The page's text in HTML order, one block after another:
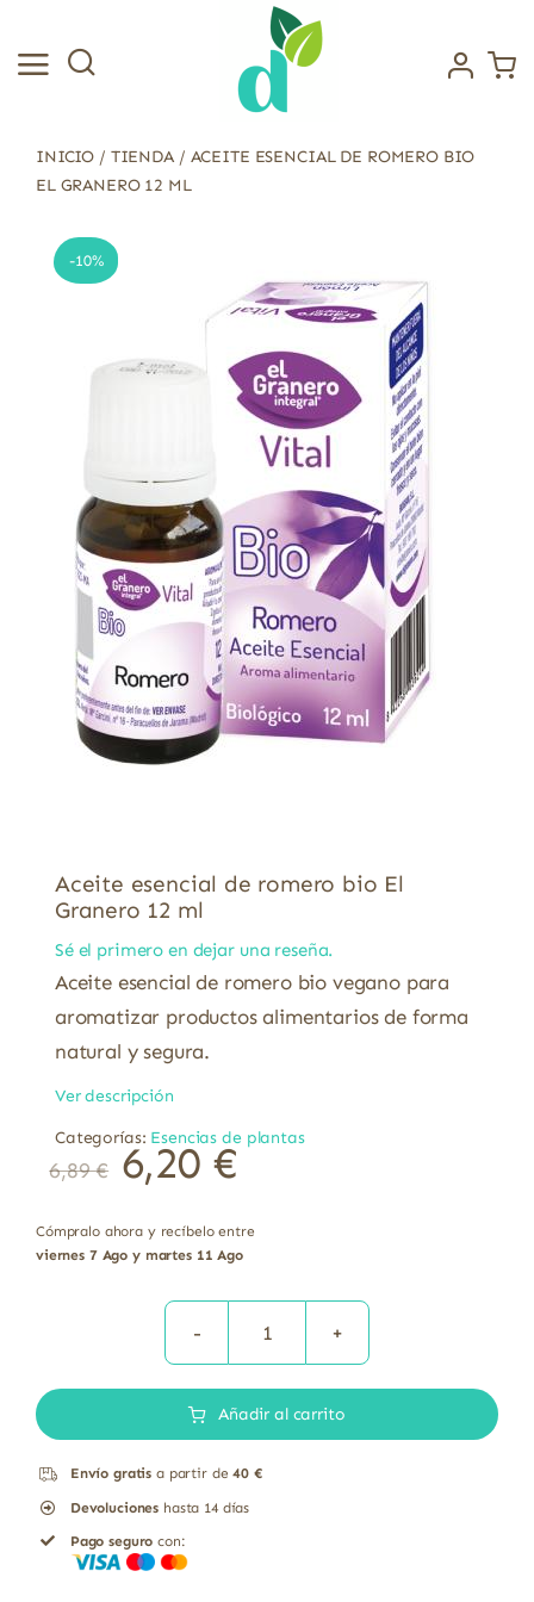
contenido
INICIO / TIENDA/ ACEITE ESENCIAL DE ROMERO BIO
EL GRANERO 12 ML
-10%
Aceite esencial de romero bio El
Granero 12 ml
Sé el primero en dejar una reseña.
Aceite esencial de romero bio vegano para
aromatizar productos alimentarios de forma
natural y segura.
Ver descripción
Categorías: Esencias de plantas
6,89€ 6,20 €
Cómpralo ahora y recíbelo entre
viernes 7 Ago y martes 11 Ago
Aceite
de
Añadir al carrito
Envío gratis a partir de40 €
Devoluciones hasta 14 días
Pago seguro con: